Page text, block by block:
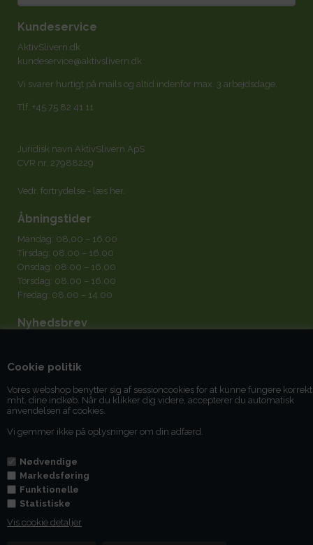
Cookie politik
Vores webshop benytter sig af sessioncookies for at kunne fungere korrekt
mht. dine indkøb. Når du klikker dig videre, accepterer du automatisk
anvendelsen af cookies.
Vi gemmer ikke på oplysninger om din adfærd.
Nødvendige
Markedsføring
Funktionelle
Statistiske
Vis cookie detaljer
Kundeservice
AktivSlivern.dk
kundeservice@aktivslivern.dk
Vi svarer hurtigt på mails og altid indenfor max. 3 arbejdsdage.
Tlf. +45 75 82 41 11
Juridisk navn AktivSlivern ApS
CVR nr. 27988229
Vedr. fortrydelse - læs her
Åbningstider
Mandag: 08.00 – 16.00
Tirsdag: 08.00 – 16.00
Onsdag: 08.00 – 16.00
Torsdag: 08.00 – 16.00
Fredag: 08.00 – 14.00
Nyhedsbrev
Jeg acceptererbetingelserne